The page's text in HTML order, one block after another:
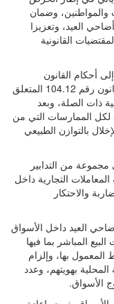
والمواطنين، وضمان
العيد، وتعزيزا
القانونية
أحكام القانون
التنظيمي رقم 113.14 المتعلق بالجماعات، والقانون رقم 104.12 المتعلق
ذات الصلة، وبعد
الممارسات التي من
بالتوازن الطبيعي
من التدابير
التجارية داخل
والاحتكار
العيد داخل الأسواق
المباشر بما فيها
المعمول بها، وإلزام
بهويتهم، وعدد
الأسواق.